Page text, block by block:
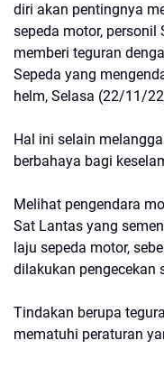
diri akan pentingnya
sepeda motor,
memberi teguran
Sepeda yang
helm, Selasa (22/11/
Hal ini selain
berbahaya bagi
Melihat pengendara
Sat Lantas yang
laju sepeda motor,
dilakukan pengecekan
Tindakan berupa
mematuhi peraturan